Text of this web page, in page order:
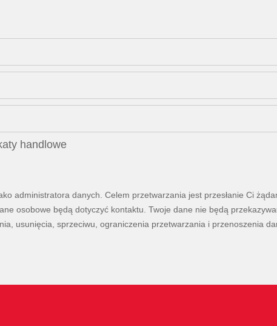
handlowe
administratora danych. Celem przetwarzania jest przesłanie Ci
osobowe będą dotyczyć kontaktu. Twoje dane nie będą
usunięcia, sprzeciwu, ograniczenia przetwarzania i przenoszenia